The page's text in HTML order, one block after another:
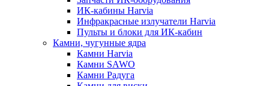
ИК-кабины Harvia
Инфракрасные излучатели Harvia
Пульты и блоки для ИК-кабин
Камни, чугунные ядра
Камни Harvia
Камни SAWO
Камни Радуга